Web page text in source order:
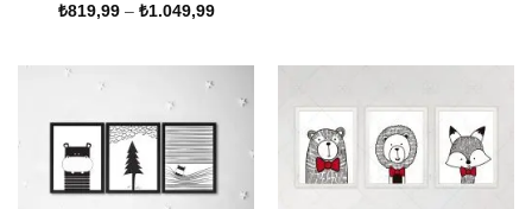
₺819,99 – ₺1.049,99Fiyat